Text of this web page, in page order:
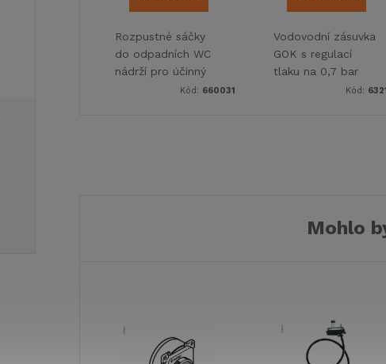
Rozpustné sáčky
do odpadních WC
nádrží pro účinný
Kód: 660031
Vodovodní zásuvka
GOK s regulací
tlaku na 0,7 bar
a průtokem 7 l/min
Kód:
Mohlo